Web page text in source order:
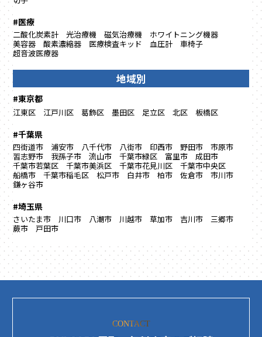
#医療
二酸化炭素計 光治療機 磁気治療機
ホワイトニング機器
美容器
酸素濃縮器 医療検査キッド 血圧計
車椅子
超音波医療器
地域別
#東京都
江東区 江戸川区 葛飾区 墨田区 足立区 北区 板橋区
#千葉県
四街道市 浦安市 八千代市 八街市 印西市 野田市
市原市
習志野市
我孫子市 流山市 千葉市緑区 富里市
成田市
千葉市若葉区
千葉市美浜区 千葉市花見川区
千葉市中央区
船橋市
千葉市稲毛区 松戸市 白井市 柏市 佐倉市
市川市
鎌ヶ谷市
#埼玉県
さいたま市 川口市 八潮市 川越市 草加市 吉川市
三郷市
蕨市
戸田市
CONTACT